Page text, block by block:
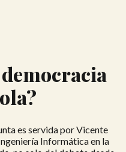
es servida por Vicente
Informática en la